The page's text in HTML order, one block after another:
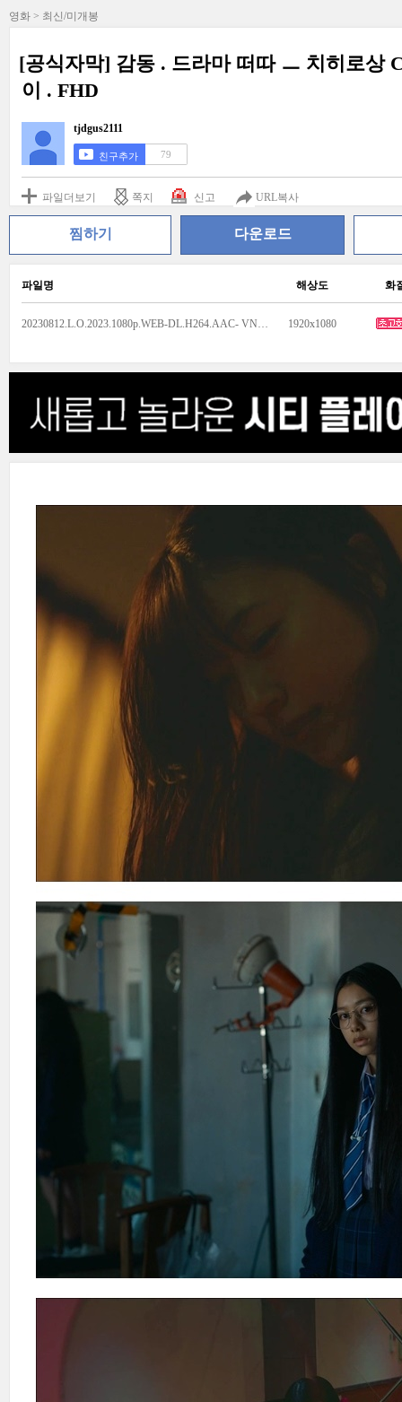
영화 > 최신/미개봉
[공식자막] 감동 . 드라마 떠따 ㅡ 치히로상
이 . FHD
tjdgus2111
친구추가 79
파일더보기 쪽지 신고 URL복사
찜하기 다운로드
파일명 해상도 화
20230812.L.O.2023.1080p.WEB-DL.H264.AAC- VNLKR.mp4 1920x1080